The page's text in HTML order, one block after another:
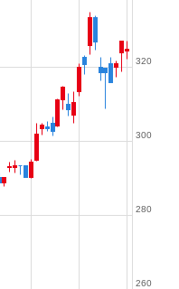
260
280
300
320